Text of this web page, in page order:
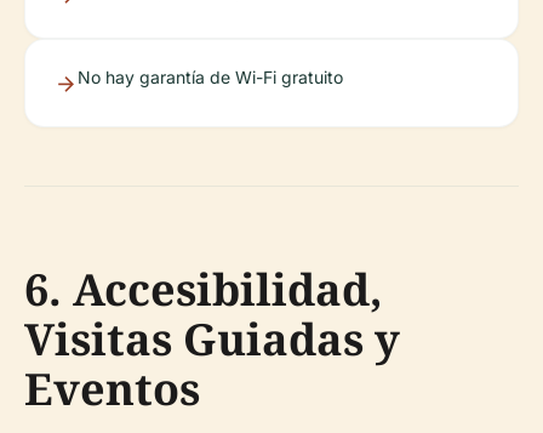
No hay garantía de Wi-Fi gratuito
6. Accesibilidad,
Visitas Guiadas y
Eventos